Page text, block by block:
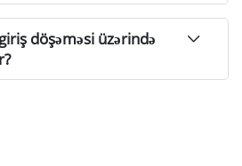
döşəməsi üzərində